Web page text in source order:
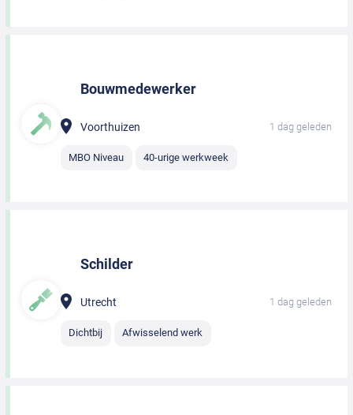
Bouwmedewerker
Voorthuizen 1 dag geleden
MBO Niveau 40-urige werkweek
Schilder
Utrecht 1 dag geleden
Dichtbij Afwisselend werk